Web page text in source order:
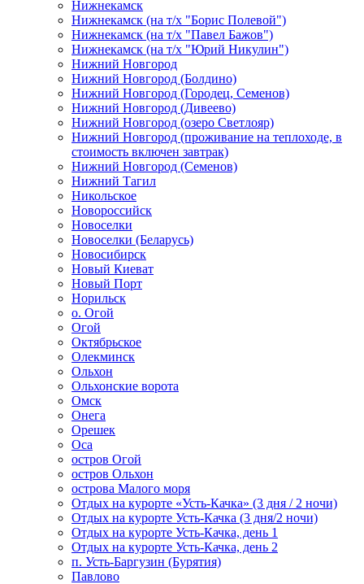
Нижнекамск
Нижнекамск (на т/х "Борис Полевой")
Нижнекамск (на т/х "Павел Бажов")
Нижнекамск (на т/х "Юрий Никулин")
Нижний Новгород
Нижний Новгород (Болдино)
Нижний Новгород (Городец, Семенов)
Нижний Новгород (Дивеево)
Нижний Новгород (озеро Светлояр)
Нижний Новгород (проживание на теплоходе, в
стоимость включен завтрак)
Нижний Новгород (Семенов)
Нижний Тагил
Никольское
Новороссийск
Новоселки
Новоселки (Беларусь)
Новосибирск
Новый Киеват
Новый Порт
Норильск
о. Огой
Огой
Октябрьское
Олекминск
Ольхон
Ольхонские ворота
Омск
Онега
Орешек
Оса
остров Огой
остров Ольхон
острова Малого моря
Отдых на курорте «Усть-Качка» (3 дня / 2 ночи)
Отдых на курорте Усть-Качка (3 дня/2 ночи)
Отдых на курорте Усть-Качка, день 1
Отдых на курорте Усть-Качка, день 2
п. Усть-Баргузин (Бурятия)
Павлово